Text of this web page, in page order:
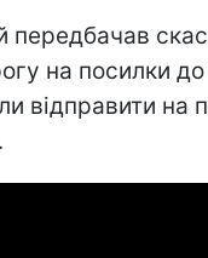
передбачав
на посилки
відправити на